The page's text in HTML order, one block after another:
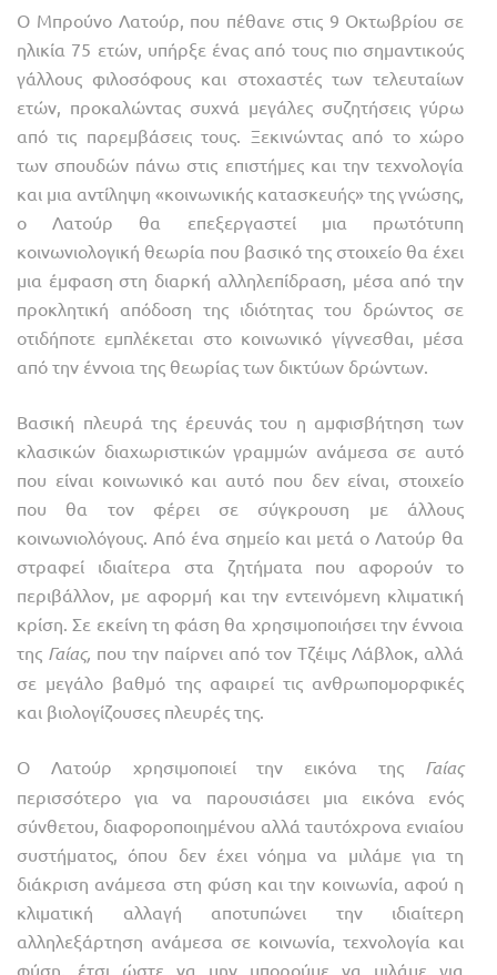
Ο Μπρούνο Λατούρ, που πέθανε στις 9 Οκτωβρίου σε
ηλικία 75 ετών, υπήρξε ένας από τους πιο σημαντικούς
γάλλους φιλοσόφους και στοχαστές των τελευταίων
ετών, προκαλώντας συχνά μεγάλες συζητήσεις γύρω
από τις παρεμβάσεις τους. Ξεκινώντας από το χώρο
των σπουδών πάνω στις επιστήμες και την τεχνολογία
και μια αντίληψη «κοινωνικής κατασκευής» της γνώσης,
ο Λατούρ θα επεξεργαστεί μια πρωτότυπη
κοινωνιολογική θεωρία που βασικό της στοιχείο θα έχει
μια έμφαση στη διαρκή αλληλεπίδραση, μέσα από την
προκλητική απόδοση της ιδιότητας του δρώντος σε
οτιδήποτε εμπλέκεται στο κοινωνικό γίγνεσθαι, μέσα
από την έννοια της θεωρίας των δικτύων δρώντων.
Βασική πλευρά της έρευνάς του η αμφισβήτηση των
κλασικών διαχωριστικών γραμμών ανάμεσα σε αυτό
που είναι κοινωνικό και αυτό που δεν είναι, στοιχείο
που θα τον φέρει σε σύγκρουση με άλλους
κοινωνιολόγους. Από ένα σημείο και μετά ο Λατούρ θα
στραφεί ιδιαίτερα στα ζητήματα που αφορούν το
περιβάλλον, με αφορμή και την εντεινόμενη κλιματική
κρίση. Σε εκείνη τη φάση θα χρησιμοποιήσει την έννοια
της Γαίας, που την παίρνει από τον Τζέιμς Λάβλοκ, αλλά
σε μεγάλο βαθμό της αφαιρεί τις ανθρωπομορφικές
και βιολογίζουσες πλευρές της.
Ο Λατούρ χρησιμοποιεί την εικόνα της Γαίας
περισσότερο για να παρουσιάσει μια εικόνα ενός
σύνθετου, διαφοροποιημένου αλλά ταυτόχρονα ενιαίου
συστήματος, όπου δεν έχει νόημα να μιλάμε για τη
διάκριση ανάμεσα στη φύση και την κοινωνία, αφού η
κλιματική αλλαγή αποτυπώνει την ιδιαίτερη
αλληλεξάρτηση ανάμεσα σε κοινωνία, τεχνολογία και
φύση, έτσι ώστε να μην μπορούμε να μιλάμε για